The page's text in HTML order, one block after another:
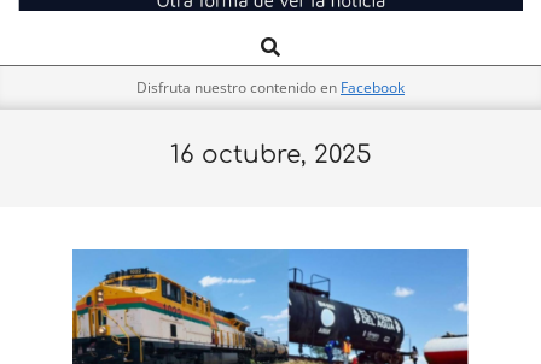
El
Pulso
Navigation
Search
Disfruta nuestro contenido en Facebook
16 octubre, 2025